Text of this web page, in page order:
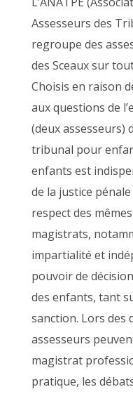
Assesseurs des
regroupe des
des Sceaux sur
Choisis en raison
aux questions de
(deux assesseurs)
tribunal pour
enfants est
de la justice
respect des
magistrats,
impartialité et
pouvoir de
des enfants, tant
sanction. Lors des
assesseurs
magistrat
pratique, les